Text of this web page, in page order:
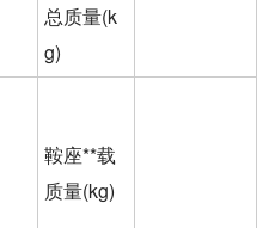
总质量(k
g)
鞍座**载
质量(kg)